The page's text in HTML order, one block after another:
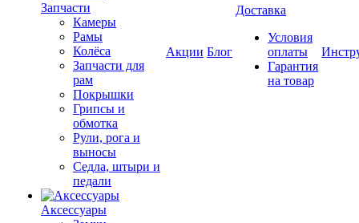
Запчасти
Камеры
Рамы
Колёса
Запчасти для
рам
Покрышки
Грипсы и
обмотка
Рули, рога и
выносы
Седла, штыри и
педали
Аксессуары
Акции Блог
Доставка
Условия
оплаты
Гарантия
на товар